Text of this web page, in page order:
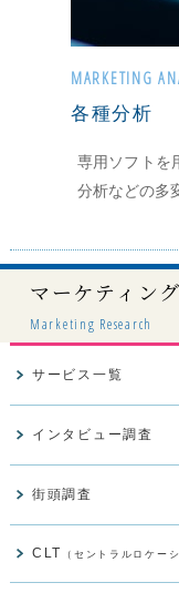
MARKETING
各種分析
専用ソフトを
分析などの多
マーケティン
Marketing Research
サービス一覧
インタビュー調査
街頭調査
CLT （セントラルロケー